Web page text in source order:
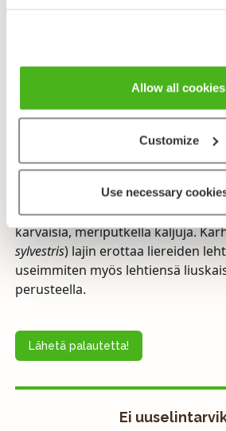
Allow all cookies
Customize
Use necessary
käynnistyäkseen, mutta Lapissa
keväällä löytämänsä
tuoreet lehdet ruokaansa.
Väinönputki jaetaan kahdeksi
kuvatun, erityisesti Lapin
väinönputken
rannikolla meriputki
Alalajit erottaa toisistaan
tarkastelemalla: väinönputkella
karvaisia, meriputkella kaljuja.
sylvestris) lajin erottaa liereiden
useimmiten myös lehtiensä
perusteella.
Lähetä palautetta!
Ei